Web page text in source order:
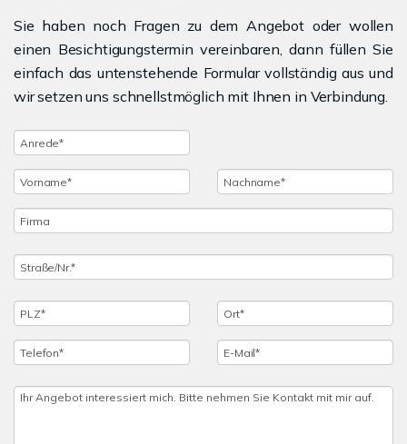
Sie haben noch Fragen zu dem Angebot oder wollen
einen Besichtigungstermin vereinbaren, dann füllen Sie
einfach das untenstehende Formular vollständig aus und
wir setzen uns schnellstmöglich mit Ihnen in Verbindung.